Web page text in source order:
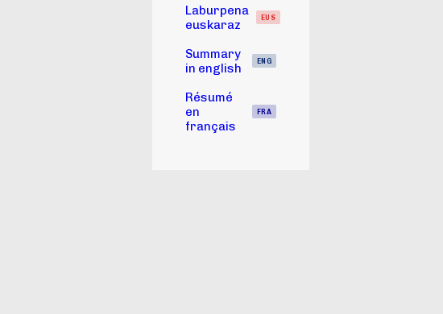
Laburpena
euskaraz
EUS
Summary
in english
ENG
Résumé
en
français
FRA